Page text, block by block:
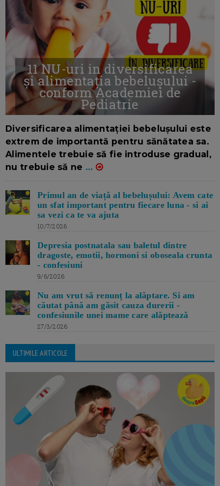
11 NU-uri in diversificarea
și alimentația bebelușului -
conform Academiei de
Pediatrie
Diversificarea alimentației bebelușului este
extrem de importantă pentru sănătatea sa.
Alimentele trebuie să fie introduse gradual,
nu trebuie să ne ...
Primul an de viață al bebelușului: Avem cate
un sfat important pentru fiecare luna - si ai
sa vezi ca te va ajuta
10/7/2026
Depresia postnatala sau baletul dintre
dragoste, emotii, hormoni si oboseala crunta
- confesiuni
9/6/2026
Nu am vrut să renunț la alăptare. Si am
căutat până am găsit cauza durerii -
confesiunile unei mame care alăptează
27/3/2026
ULTIMILE ARTICOLE